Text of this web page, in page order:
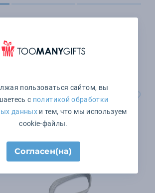
пользоваться сайтом, вы
с политикой обработки
данныхи тем, что мы используем
cookie-файлы.
Согласен(на)